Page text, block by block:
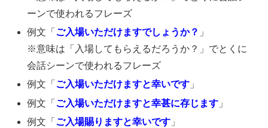
ーンで使われるフレーズ
例文「 ご入場いただけますでしょうか？ 」
※意味は「入場してもらえるだろうか？」でとくに
会話シーンで使われるフレーズ
例文「 ご入場いただけますと幸いです 」
例文「 ご入場いただけますと幸甚に存じます 」
例文「 ご入場賜りますと幸いです 」